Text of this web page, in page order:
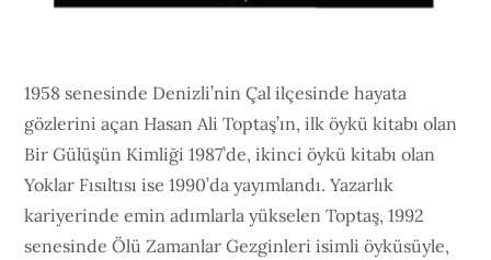
1958 senesinde Denizli’nin Çal ilçesinde hayata
gözlerini açan Hasan Ali Toptaş’ın, ilk öykü kitabı olan
Bir Gülüşün Kimliği 1987’de, ikinci öykü kitabı olan
Yoklar Fısıltısı ise 1990’da yayımlandı. Yazarlık
kariyerinde emin adımlarla yükselen Toptaş, 1992
senesinde Ölü Zamanlar Gezginleri isimli öyküsüyle,